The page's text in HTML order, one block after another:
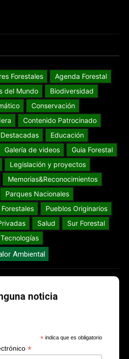
Forestales
Agenda Forestal
del Mundo
Biodiversidad
Conservación
Contenido Patrocinado
Destacadas
Educación
Galería de videos
Guia Forestal
Legislación y proyectos
Memorias&Reconocimientos
Parques Nacionales
Pueblos Originarios
Salud
Sur Forestal
Tecnologías
Ambiental
noticia
* indica que es obligatorio
*